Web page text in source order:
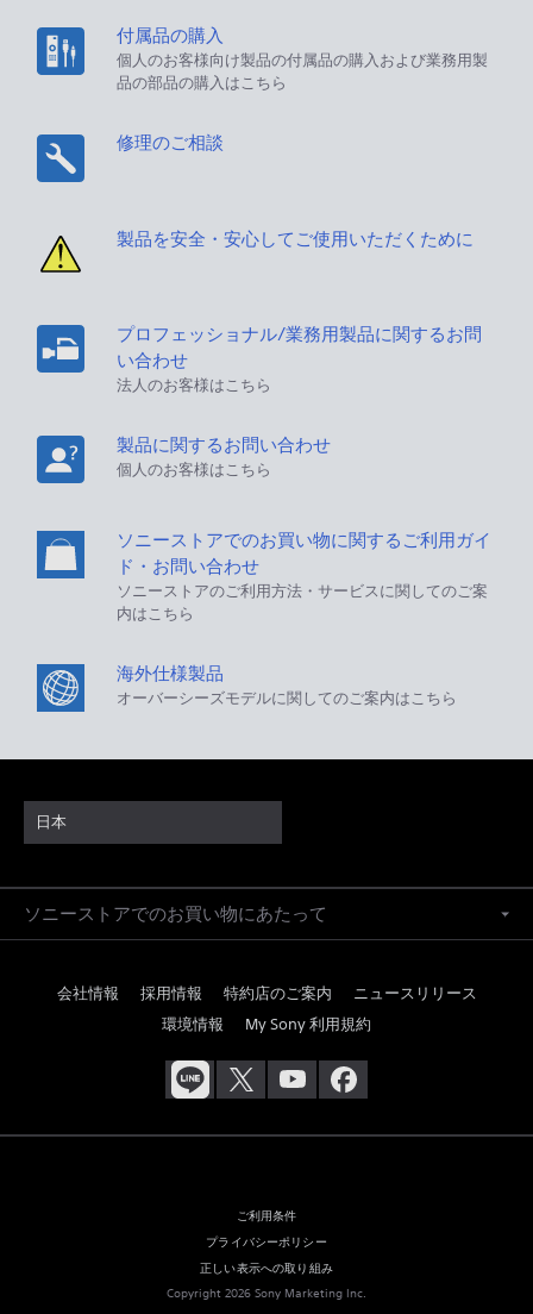
付属品の購入
個人のお客様向け製品の付属品の購入および業務用製
品の部品の購入はこちら
修理のご相談
製品を安全・安心してご使用いただくために
プロフェッショナル/業務用製品に関するお問
い合わせ
法人のお客様はこちら
製品に関するお問い合わせ
個人のお客様はこちら
ソニーストアでのお買い物に関するご利用ガイ
ド・お問い合わせ
ソニーストアのご利用方法・サービスに関してのご案
内はこちら
海外仕様製品
オーバーシーズモデルに関してのご案内はこちら
日本
ソニーストアでのお買い物にあたって
会社情報 採用情報 特約店のご案内
ニュースリリース
環境情報
My Sony 利用規約
ご利用条件
プライバシーポリシー
正しい表示への取り組み
Copyright 2026 Sony Marketing Inc.